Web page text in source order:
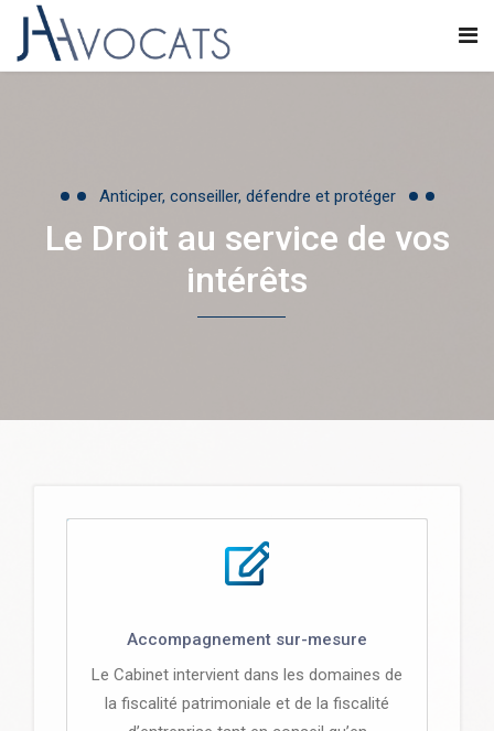
Anticiper, conseiller, défendre et protéger
Le Droit au service de vos
intérêts
Accompagnement sur-mesure
Le Cabinet intervient dans les domaines de
la fiscalité patrimoniale et de la fiscalité